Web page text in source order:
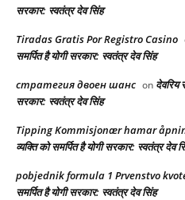
सरकार: स्वतंत्र देव सिंह
Tiradas Gratis Por Registro Casino
समर्पित है योगी सरकार: स्वतंत्र देव सिंह
стратегия двоен шанс on देवरिय
सरकार: स्वतंत्र देव सिंह
Tipping Kommisjonær hamar
व्यक्ति को समर्पित है योगी सरकार: स्वतंत्र देव
pobjednik formula 1 Prvenstvo
समर्पित है योगी सरकार: स्वतंत्र देव सिंह